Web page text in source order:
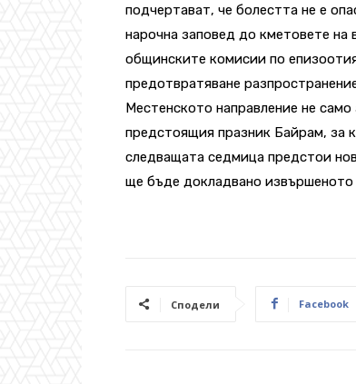
подчертават, че болестта не е
нарочна заповед до кметовете на
общинските комисии по
предотвратяване
Местенското направление не
предстоящия празник Байрам, за
следващата седмица предстои
ще бъде докладвано
Сподели Facebook